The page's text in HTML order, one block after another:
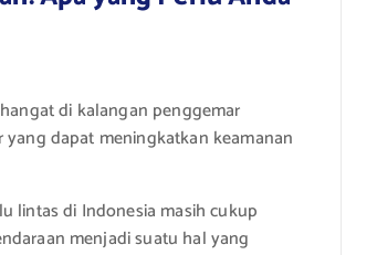
di kalangan penggemar
dapat meningkatkan keamanan
lintas di Indonesia masih cukup
menjadi suatu hal yang